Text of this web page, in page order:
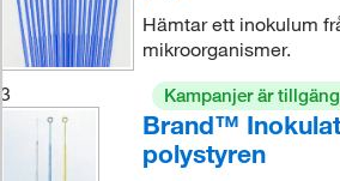
Hämtar ett inokulum
mikroorganismer.
3
Kampanjer är
Brand™
polystyren